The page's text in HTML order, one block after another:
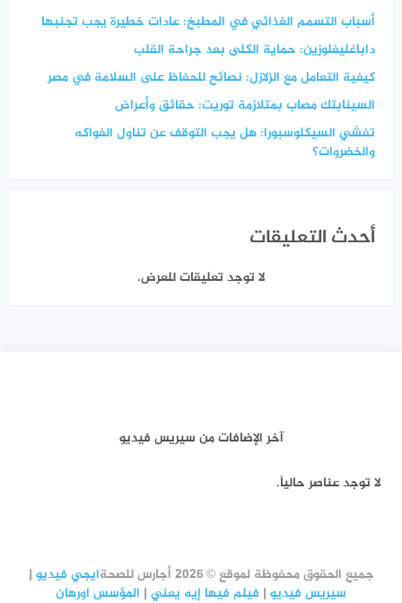
أسباب التسمم الغذائي في المطبخ: عادات خطيرة يجب تجنبها
داباغليفلوزين: حماية الكلى بعد جراحة القلب
كيفية التعامل مع الزلازل: نصائح للحفاظ على السلامة في مصر
السينابتك مصاب بمتلازمة توريت: حقائق وأعراض
تفشي السيكلوسبورا: هل يجب التوقف عن تناول الفواكه
والخضروات؟
أحدث التعليقات
لا توجد تعليقات للعرض.
آخر الإضافات من سيريس فيديو
لا توجد عناصر حالياً.
جميع الحقوق محفوظة لموقع © 2026 أجارس للصحة ايجي فيديو |
سيريس فيديو | فيلم فيها إيه يعني | المؤسس اورهان